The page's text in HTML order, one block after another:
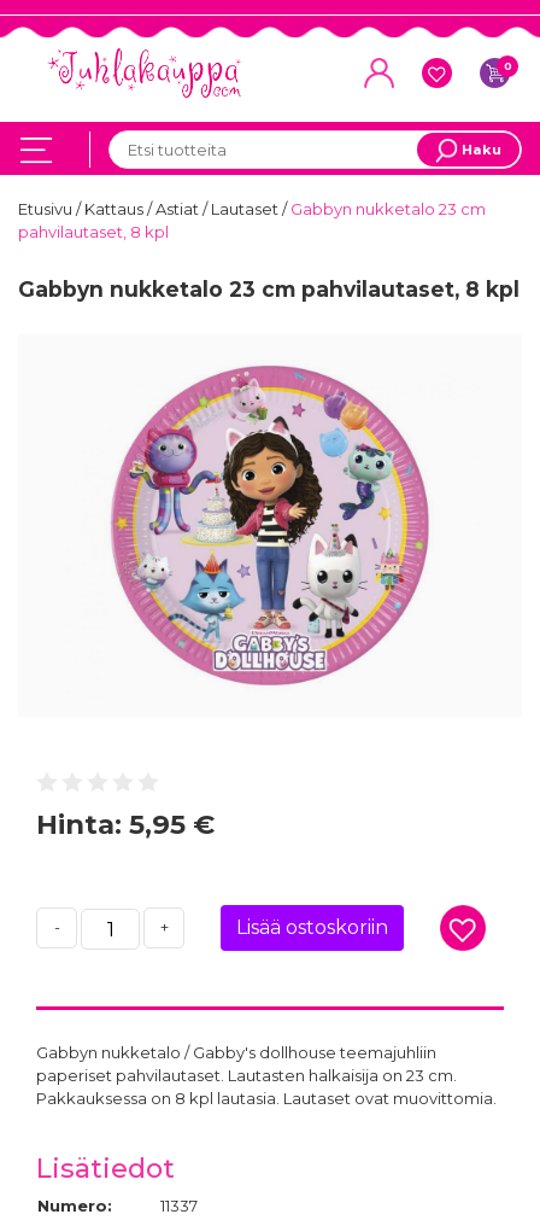
0
Haku
Etusivu /Kattaus/Astiat/Lautaset/Gabbyn nukketalo 23 cm
pahvilautaset, 8 kpl
Gabbyn nukketalo 23 cm pahvilautaset, 8 kpl
Hinta: 5,95 €
- + Lisää ostoskoriin
Gabbyn nukketalo / Gabby's dollhouse teemajuhliin
paperiset pahvilautaset. Lautasten halkaisija on 23 cm.
Pakkauksessa on 8 kpl lautasia. Lautaset ovat muovittomia.
Lisätiedot
Numero:
11337